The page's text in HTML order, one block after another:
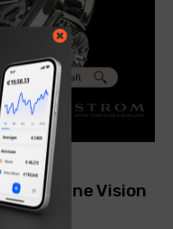
und seine Vision